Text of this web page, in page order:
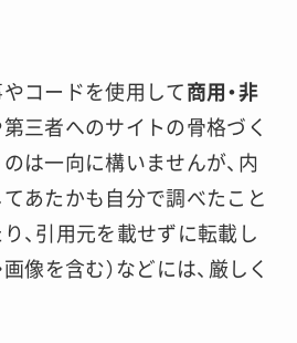
コードを使用して商用・非
三者へのサイトの骨格づく
は一向に構いませんが、内
あたかも自分で調べたこと
、引用元を載せずに転載し
像を含む）などには、厳しく